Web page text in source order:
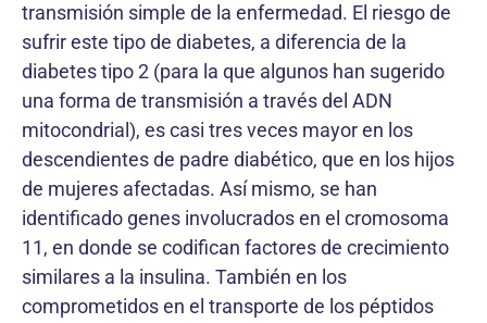
transmisión simple de la enfermedad. El riesgo de
sufrir este tipo de diabetes, a diferencia de la
diabetes tipo 2 (para la que algunos han sugerido
una forma de transmisión a través del ADN
mitocondrial), es casi tres veces mayor en los
descendientes de padre diabético, que en los hijos
de mujeres afectadas. Así mismo, se han
identificado genes involucrados en el cromosoma
11, en donde se codifican factores de crecimiento
similares a la insulina. También en los
comprometidos en el transporte de los péptidos